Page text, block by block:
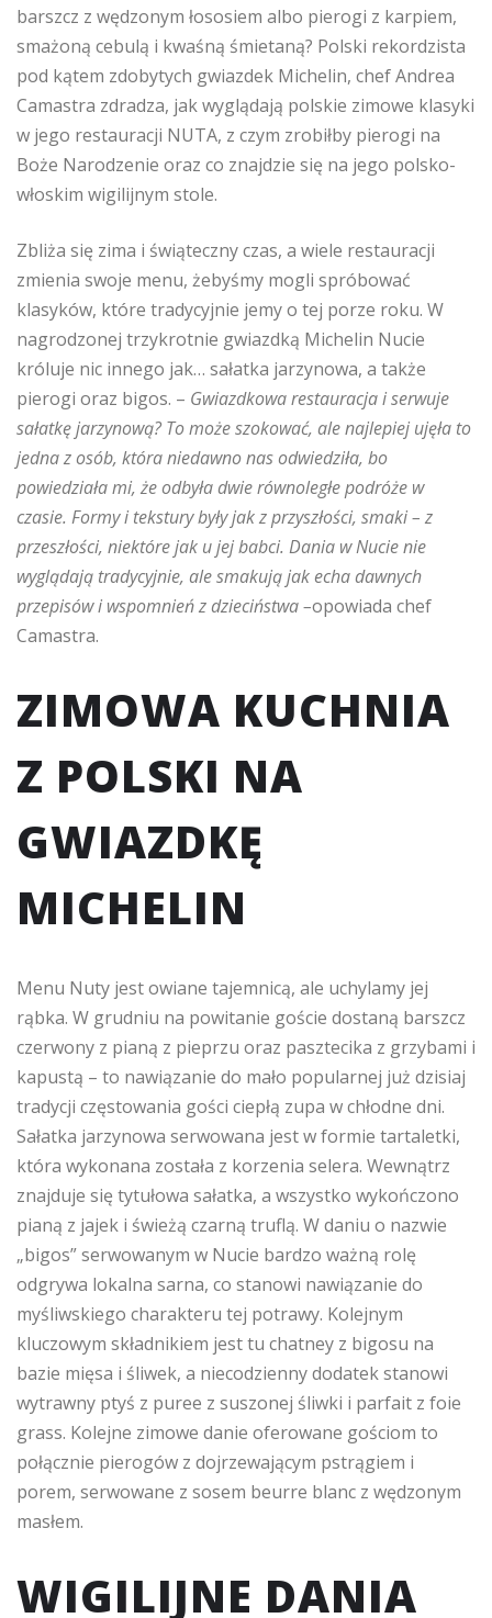
barszcz z wędzonym łososiem albo pierogi z karpiem,
smażoną cebulą i kwaśną śmietaną? Polski rekordzista
pod kątem zdobytych gwiazdek Michelin, chef Andrea
Camastra zdradza, jak wyglądają polskie zimowe klasyki
w jego restauracji NUTA, z czym zrobiłby pierogi na
Boże Narodzenie oraz co znajdzie się na jego polsko-
włoskim wigilijnym stole.
Zbliża się zima i świąteczny czas, a wiele restauracji
zmienia swoje menu, żebyśmy mogli spróbować
klasyków, które tradycyjnie jemy o tej porze roku. W
nagrodzonej trzykrotnie gwiazdką Michelin Nucie
króluje nic innego jak… sałatka jarzynowa, a także
pierogi oraz bigos. – Gwiazdkowa restauracja i serwuje
sałatkę jarzynową? To może szokować, ale najlepiej ujęła to
jedna z osób, która niedawno nas odwiedziła, bo
powiedziała mi, że odbyła dwie równoległe podróże w
czasie. Formy i tekstury były jak z przyszłości, smaki – z
przeszłości, niektóre jak u jej babci. Dania w Nucie nie
wyglądają tradycyjnie, ale smakują jak echa dawnych
przepisów i wspomnień z dzieciństwa –opowiada chef
Camastra.
ZIMOWA KUCHNIA
Z POLSKI NA
GWIAZDKĘ
MICHELIN
Menu Nuty jest owiane tajemnicą, ale uchylamy jej
rąbka. W grudniu na powitanie goście dostaną barszcz
czerwony z pianą z pieprzu oraz pasztecika z grzybami i
kapustą – to nawiązanie do mało popularnej już dzisiaj
tradycji częstowania gości ciepłą zupa w chłodne dni.
Sałatka jarzynowa serwowana jest w formie tartaletki,
która wykonana została z korzenia selera. Wewnątrz
znajduje się tytułowa sałatka, a wszystko wykończono
pianą z jajek i świeżą czarną truflą. W daniu o nazwie
„bigos” serwowanym w Nucie bardzo ważną rolę
odgrywa lokalna sarna, co stanowi nawiązanie do
myśliwskiego charakteru tej potrawy. Kolejnym
kluczowym składnikiem jest tu chatney z bigosu na
bazie mięsa i śliwek, a niecodzienny dodatek stanowi
wytrawny ptyś z puree z suszonej śliwki i parfait z foie
grass. Kolejne zimowe danie oferowane gościom to
połącznie pierogów z dojrzewającym pstrągiem i
porem, serwowane z sosem beurre blanc z wędzonym
masłem.
WIGILIJNE DANIA